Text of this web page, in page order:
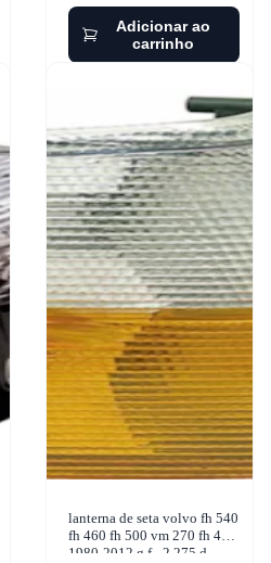
Adicionar ao
carrinho
lanterna de seta volvo fh 540
fh 460 fh 500 vm 270 fh 420
1980-2012 g.f - 2.275.d